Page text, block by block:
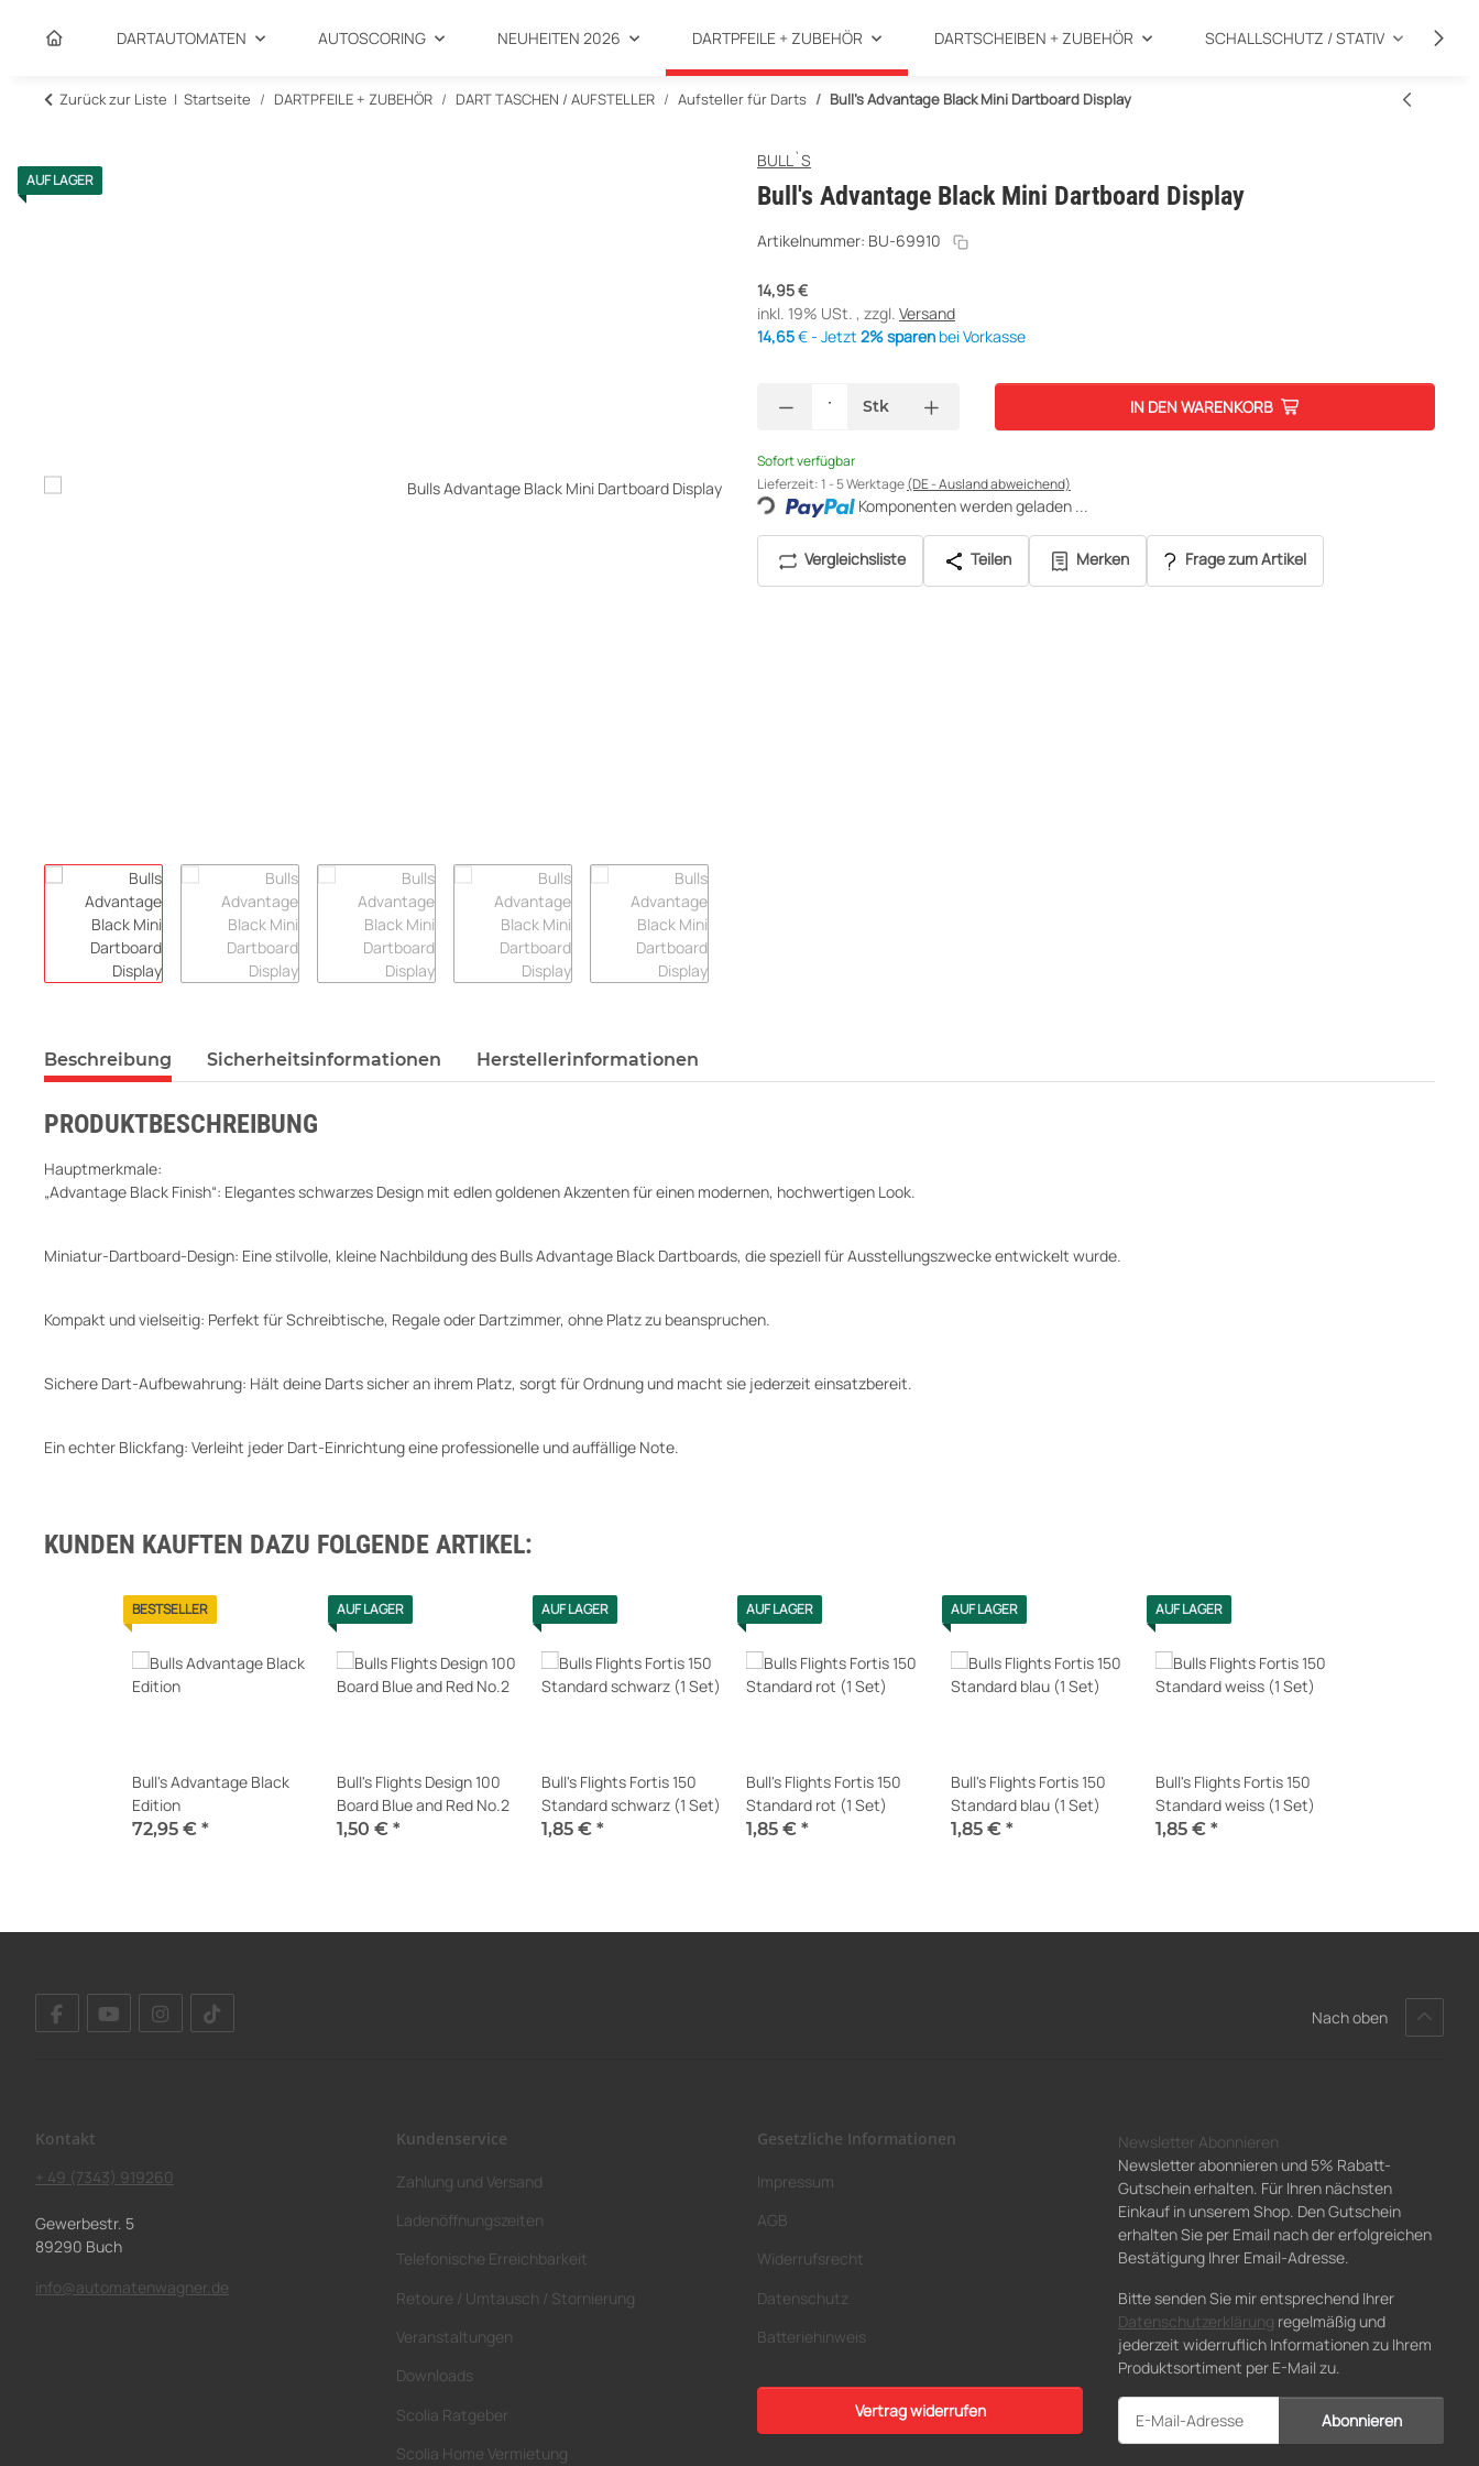
DARTAUTOMATEN AUTOSCORING NEUHEITEN 2026 DARTPFEILE + ZUBEHÖR DARTSCHEIBEN + ZUBEHÖR SCHALLSCHUTZ / STATIV
Zurück zur Liste Startseite DARTPFEILE + ZUBEHÖR DART TASCHEN / AUFSTELLER Aufsteller für Darts Bull's Advantage Black Mini Dartboard Display
AUF LAGER
BULL`S
Bull's Advantage Black Mini Dartboard Display
Artikelnummer: BU-69910
14,95 €
inkl. 19% USt. , zzgl. Versand
14,65€ - Jetzt 2% sparen bei Vorkasse
Stk IN DEN WARENKORB
Sofort verfügbar
Lieferzeit:1 - 5 Werktage(DE - Ausland abweichend)
Loading... Komponenten werden geladen ...
Vergleichsliste Teilen Merken Frage zum Artikel
Beschreibung Sicherheitsinformationen Herstellerinformationen
PRODUKTBESCHREIBUNG
Hauptmerkmale:
„Advantage Black Finish“: Elegantes schwarzes Design mit edlen goldenen Akzenten für einen modernen, hochwertigen Look.
Miniatur-Dartboard-Design: Eine stilvolle, kleine Nachbildung des Bulls Advantage Black Dartboards, die speziell für Ausstellungszwecke entwickelt wurde.
Kompakt und vielseitig: Perfekt für Schreibtische, Regale oder Dartzimmer, ohne Platz zu beanspruchen.
Sichere Dart-Aufbewahrung: Hält deine Darts sicher an ihrem Platz, sorgt für Ordnung und macht sie jederzeit einsatzbereit.
Ein echter Blickfang: Verleiht jeder Dart-Einrichtung eine professionelle und auffällige Note.
KUNDEN KAUFTEN DAZU FOLGENDE ARTIKEL:
BESTSELLER
Bull's Advantage Black
Edition
72,95 € *
AUF LAGER
Bull's Flights Design 100
Board Blue and Red No.2
1,50 € *
AUF LAGER
Bull's Flights Fortis 150
Standard schwarz (1 Set)
1,85 € *
AUF LAGER
Bull's Flights Fortis 150
Standard rot (1 Set)
1,85 € *
AUF LAGER
Bull's Flights Fortis 150
Standard blau (1 Set)
1,85 € *
AUF LAGER
Bull's Flights Fortis 150
Standard weiss (1 Set)
1,85 € *
Nach oben
Kontakt
+ 49 (7343) 919260
Gewerbestr. 5
89290 Buch
info@automatenwagner.de
Kundenservice
Zahlung und Versand
Ladenöffnungszeiten
Telefonische Erreichbarkeit
Retoure / Umtausch / Stornierung
Veranstaltungen
Downloads
Scolia Ratgeber
Scolia Home Vermietung
Gesetzliche Informationen
Impressum
AGB
Widerrufsrecht
Datenschutz
Batteriehinweis
Vertrag widerrufen
Newsletter Abonnieren
Newsletter abonnieren und 5% Rabatt-
Gutschein erhalten. Für Ihren nächsten
Einkauf in unserem Shop. Den Gutschein
erhalten Sie per Email nach der erfolgreichen
Bestätigung Ihrer Email-Adresse.
Bitte senden Sie mir entsprechend Ihrer
Datenschutzerklärung regelmäßig und
jederzeit widerruflich Informationen zu Ihrem
Produktsortiment per E-Mail zu.
Abonnieren